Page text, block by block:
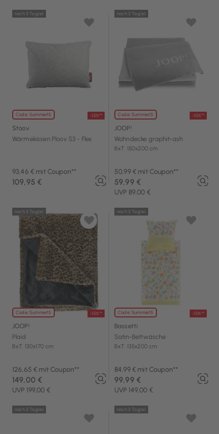
Code: Summer15 -15%**
noch 3 Tag(e)
Stoov
Wärmekissen Ploov S3 - Flex
93,46 € mit Coupon**
109,95 €
Code: Summer15 -15%**
noch 3 Tag(e)
JOOP!
Wohndecke graphit-ash
BxT: 150x200 cm
50,99 € mit Coupon**
UVP 89,00 €
59,99 €
Code: Summer15 -15%**
noch 3 Tag(e)
JOOP!
Plaid
BxT: 130x170 cm
126,65 € mit Coupon**
UVP 199,00 €
149,00 €
Code: Summer15 -15%**
noch 3 Tag(e)
Bassetti
Satin-Bettwäsche
BxT: 135x200 cm
84,99 € mit Coupon**
UVP 149,00 €
99,99 €
noch 3 Tag(e) noch 3 Tag(e)